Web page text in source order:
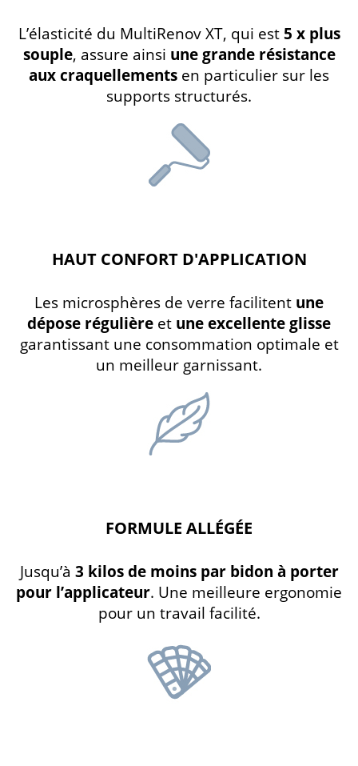
L’élasticité du MultiRenov XT, qui est 5 x plus
souple, assure ainsi une grande résistance
aux craquellements en particulier sur les
supports structurés.
HAUT CONFORT D'APPLICATION
Les microsphères de verre facilitent une
dépose régulière et une excellente glisse
garantissant une consommation optimale et
un meilleur garnissant.
FORMULE ALLÉGÉE
Jusqu’à 3 kilos de moins par bidon à porter
pour l’applicateur. Une meilleure ergonomie
pour un travail facilité.